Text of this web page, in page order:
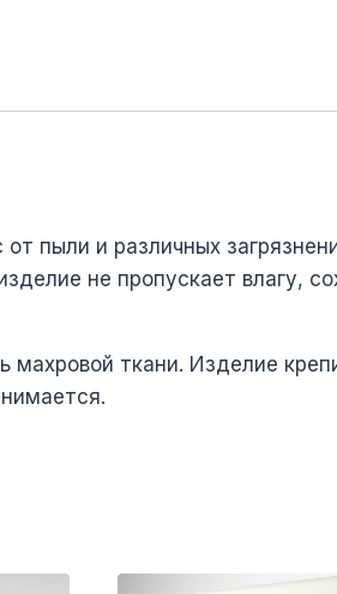
пыли и различных
не пропускает влагу,
махровой ткани. Изделие